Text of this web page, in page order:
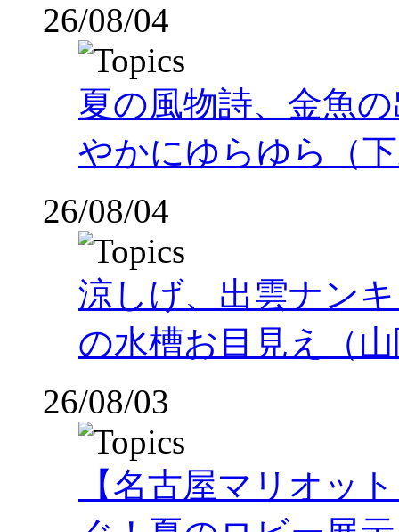
26/08/04
夏の風物詩、金魚
やかにゆらゆら（
26/08/04
涼しげ、出雲ナン
の水槽お目見え（
26/08/03
【名古屋マリオッ